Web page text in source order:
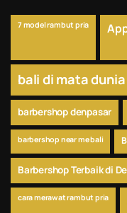
7 model rambut pria
bali di mata dunia
barbershop denpasar
barbershop near me bali
Barbershop Terbaik di
cara merawat rambut pria